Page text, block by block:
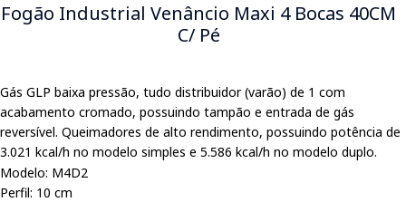
Fogão Industrial Venâncio Maxi 4 Bocas 40CM
C/ Pé
Gás GLP baixa pressão, tudo distribuidor (varão) de 1 com
acabamento cromado, possuindo tampão e entrada de gás
reversível. Queimadores de alto rendimento, possuindo potência de
3.021 kcal/h no modelo simples e 5.586 kcal/h no modelo duplo.
Modelo: M4D2
Perfil: 10 cm